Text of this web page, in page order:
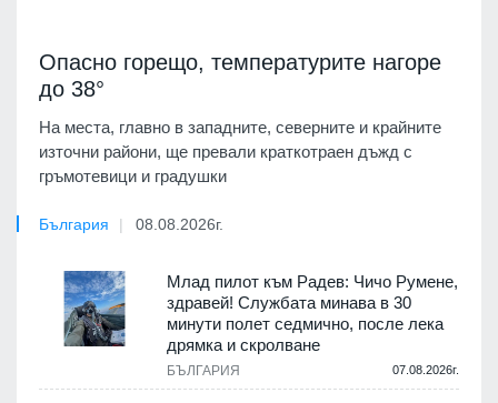
Опасно горещо, температурите нагоре
до 38°
На места, главно в западните, северните и крайните
източни райони, ще превали краткотраен дъжд с
гръмотевици и градушки
България 08.08.2026г.
Млад пилот към Радев: Чичо Румене,
здравей! Службата минава в 30
минути полет седмично, после лека
дрямка и скролване
БЪЛГАРИЯ 07.08.2026г.